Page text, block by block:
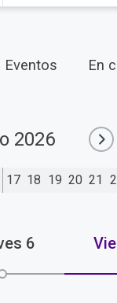
Eventos En
2026
17 18 19 20 21
6